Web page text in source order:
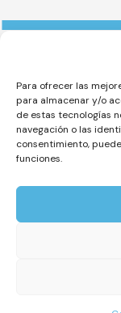
Para ofrecer las
para almacenar y/o
de estas tecnologías
navegación o las
consentimiento,
funciones.